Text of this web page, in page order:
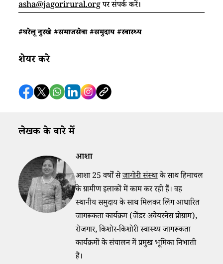
asha@jagorirural.orgपर संपर्क करें।
#घरेलू नुस्खे #समाजसेवा #समुदाय #स्वास्थ्य
शेयर करे
लेखक के बारे में
आशा
आशा 25 वर्षों सेजागोरी संस्थाके साथ हिमाचल
के ग्रामीण इलाकों में काम कर रही हैं। वह
स्थानीय समुदाय के साथ मिलकर लिंग आधारित
जागरूकता कार्यक्रम (जेंडर अवेयरनेस प्रोग्राम),
रोजगार, किशोर-किशोरी स्वास्थ्य जागरूकता
कार्यक्रमों के संचालन में प्रमुख भूमिका निभाती
हैं।